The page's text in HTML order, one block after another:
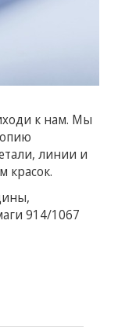
к нам. Мы
линии и
красок.
914/1067